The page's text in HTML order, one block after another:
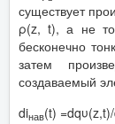
существует
ρ(z, t), а не
бесконечно
затем
создаваемый
diнав(t)